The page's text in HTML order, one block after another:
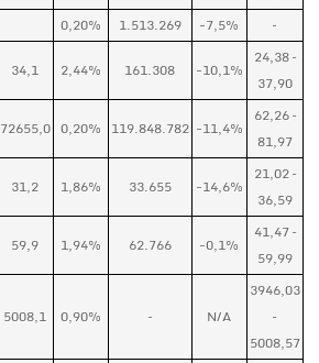
0,20% 1.513.269 -7,5% –
34,1 2,44% 161.308 -10,1%
24,38 –
37,90
72655,0 0,20% 119.848.782 -11,4%
62,26 –
81,97
31,2 1,86% 33.655 -14,6%
21,02 –
36,59
59,9 1,94% 62.766 -0,1%
41,47 –
59,99
5008,1 0,90% – N/A
3946,03
–
5008,57